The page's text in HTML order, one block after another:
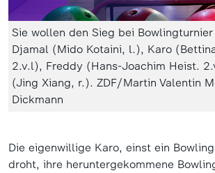
Sie wollen den Sieg bei Bowlingturnier
Djamal (Mido Kotaini, l.), Karo
2.v.l), Freddy (Hans-Joachim Heist.
(Jing Xiang, r.). ZDF/Martin Valentin
Dickmann
Die eigenwillige Karo, einst ein
droht, ihre heruntergekommene